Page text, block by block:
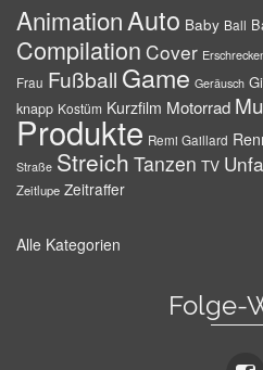
AnimationAuto Baby Ball
Compilation Cover
Frau Fußball Game Geräusch
knapp Kostüm Kurzfilm Motorrad
Produkte Remi Gaillard
Straße Streich Tanzen TV
Zeitlupe Zeitraffer
Alle Kategorien
Folge-